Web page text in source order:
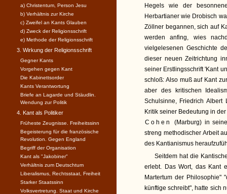
Hegels wie der
Herbartianer wie Drobisch
Zöllner begannen, sich auf
werden anfing, wies
vielgelesenen Geschichte
dieser neuen Zeitrichtung
seiner Erstlingsschrift 'Kant
schloß: Also muß auf Kant
aber des kritischen
Schulsinne, Friedrich Albert
Kritik seiner Bedeutung in
Cohen
(Marburg) in
streng methodischer Arbeit
des Kantianismus
Seitdem hat die
erlebt. Das Wort, das Kant
Martertum der
künftige schreibt", hatte sich
a) Christentum, Person Jesu
b) Verhältnis zur Kirche
c) Zweifel an Kants Glauben
d) Zweck der Religionsschrift
e) Methode der Religionsschrift
3. Wirkung der Religionsschrift
Gegner Kants
Vorgehen gegen Kant
Die Kabinettsorder
Kants Verantwortung
Briefe an Lagarde und Stäudlin.
Wendung zur Politik
4. Kant als Politiker
Früheste Zeugnisse. Freiheitssinn
Begeisterung für die französische
Revolution. Gegen England
Begriff der Organisation
Kant als "Jakobiner"
Verhältnis zum Deutschtum
Liberalismus, Rechtsstaat, Freiheit
Starker Staatssinn
Volksvertretung. Staat und Kirche